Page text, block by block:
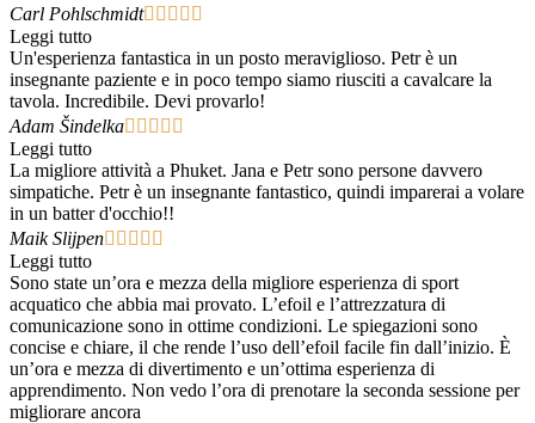
Carl Pohlschmidt    
Leggi tutto
Un'esperienza fantastica in un posto meraviglioso. Petr è un
insegnante paziente e in poco tempo siamo riusciti a cavalcare la
tavola. Incredibile. Devi provarlo!
Adam Šindelka    
Leggi tutto
La migliore attività a Phuket. Jana e Petr sono persone davvero
simpatiche. Petr è un insegnante fantastico, quindi imparerai a volare
in un batter d'occhio!!
Maik Slijpen    
Leggi tutto
Sono state un’ora e mezza della migliore esperienza di sport
acquatico che abbia mai provato. L’efoil e l’attrezzatura di
comunicazione sono in ottime condizioni. Le spiegazioni sono
concise e chiare, il che rende l’uso dell’efoil facile fin dall’inizio. È
un’ora e mezza di divertimento e un’ottima esperienza di
apprendimento. Non vedo l’ora di prenotare la seconda sessione per
migliorare ancora